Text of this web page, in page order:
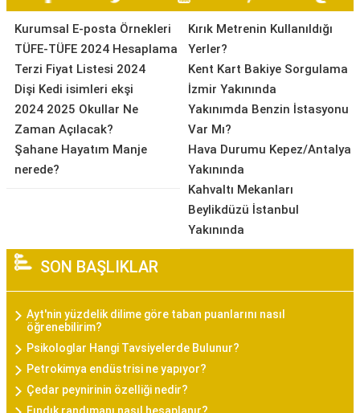
Kurumsal E-posta Örnekleri
TÜFE-TÜFE 2024 Hesaplama
Terzi Fiyat Listesi 2024
Dişi Kedi isimleri ekşi
2024 2025 Okullar Ne
Zaman Açılacak?
Şahane Hayatım Manje
nerede?
Kırık Metrenin Kullanıldığı
Yerler?
Kent Kart Bakiye Sorgulama
İzmir Yakınında
Yakınımda Benzin İstasyonu
Var Mı?
Hava Durumu Kepez/Antalya
Yakınında
Kahvaltı Mekanları
Beylikdüzü İstanbul
Yakınında
SON BAŞLIKLAR
Ayt'nin yüzdelik dilime göre taban puanlarını nasıl
öğrenebilirim?
Psikologlar Hangi Tavsiyelerde Bulunur?
Petrokimya endüstrisi ne yapıyor?
Çedar peynirinin özelliği nedir?